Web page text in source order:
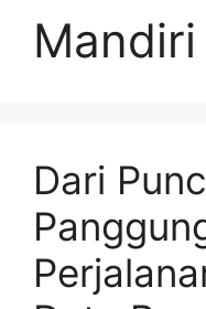
Mandiri
Dari